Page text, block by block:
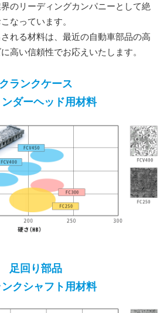
のリーディングカンパニーとして絶
なっています。
れる材料は、最近の自動車部品の高
高い信頼性でお応えいたします。
クランクケース
ダーヘッド用材料
足回り部品
クシャフト用材料